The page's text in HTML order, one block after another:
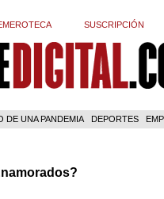
SUSCRIPCIÓN
DE UNA PANDEMIA DEPORTES